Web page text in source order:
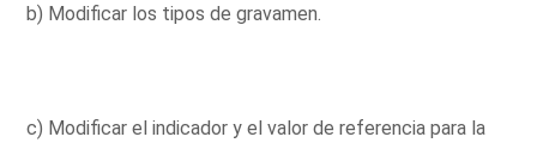
b) Modificar los tipos de gravamen.
c) Modificar el indicador y el valor de referencia para la